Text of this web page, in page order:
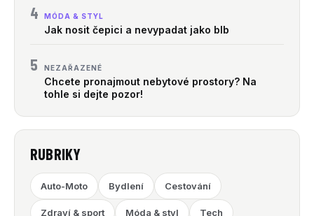
4 MÓDA & STYL
Jak nosit čepici a nevypadat jako blb
5 NEZAŘAZENÉ
Chcete pronajmout nebytové prostory? Na
tohle si dejte pozor!
RUBRIKY
Auto-Moto Bydlení Cestování
Zdraví & sport Móda & styl Tech